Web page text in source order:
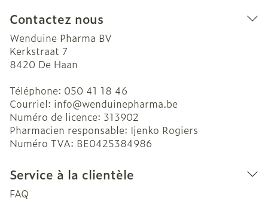
Contactez nous
Wenduine Pharma BV
Kerkstraat 7
8420 De Haan
Téléphone: 050 41 18 46
Courriel: info@wenduinepharma.be
Numéro de licence: 313902
Pharmacien responsable: Ijenko Rogiers
Numéro TVA: BE0425384986
Service à la clientèle
FAQ